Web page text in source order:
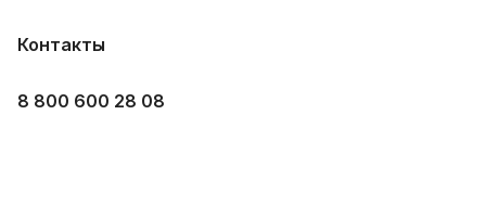
Контакты
8 800 600 28 08